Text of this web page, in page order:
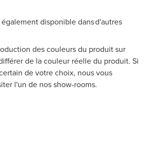
disponible dans d'autres
des couleurs du produit sur
de la couleur réelle du produit. Si
de votre choix, nous vous
l'un de nos show-rooms.